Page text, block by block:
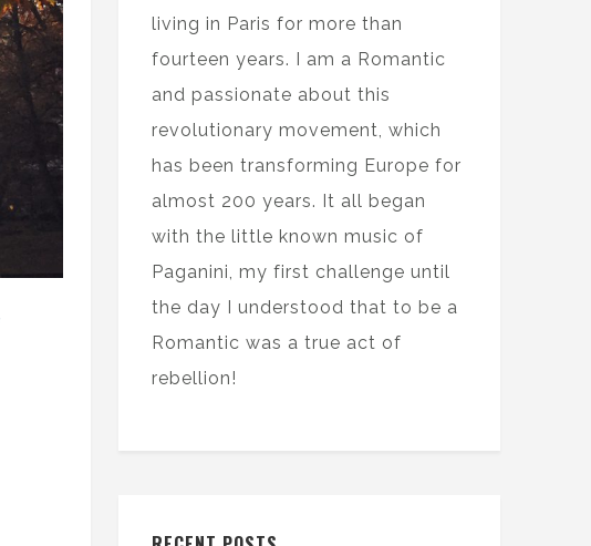
living in Paris for more than
fourteen years. I am a Romantic
and passionate about this
revolutionary movement, which
has been transforming Europe for
almost 200 years. It all began
with the little known music of
Paganini, my first challenge until
the day I understood that to be a
Romantic was a true act of
rebellion!